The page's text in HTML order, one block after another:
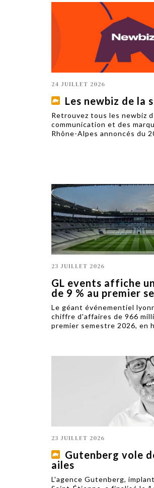
24 JUILLET 2026
Les newbiz de la
Retrouvez tous les newbiz
communication et des
Rhône-Alpes annoncés du
23 JUILLET 2026
GL events affiche
de 9 % au premier
Le géant événementiel
chiffre d'affaires de 966
premier semestre 2026, en
23 JUILLET 2026
Gutenberg vole
ailes
L'agence Gutenberg,